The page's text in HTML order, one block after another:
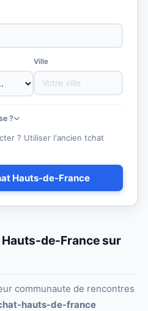
Ville
?
? Utiliser l'ancien tchat
Hauts-de-France
de-France sur
communaute de rencontres
hauts-de-france